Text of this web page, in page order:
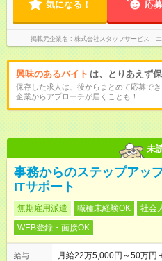
気になる！ 応
掲載元企業名 株式会社スタッフサービス エ
興味のあるバイト は、とりあえず
保存した求人は、後からまとめて応募でき
企業からアプローチが届くことも！
未
事務からのステップアッ
ITサポート
無期雇用派遣 職種未経験OK 社会
WEB登録・面接OK
給与
月給22万5,000円～50万